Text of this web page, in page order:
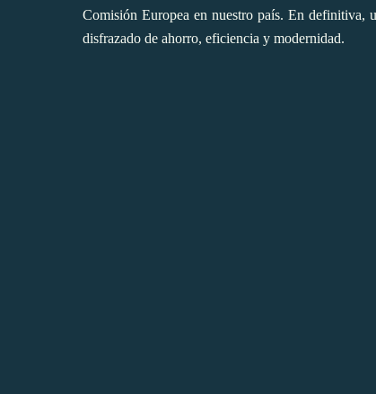
Comisión Europea en nuestro país. En definitiva,
disfrazado de ahorro, eficiencia y modernidad.